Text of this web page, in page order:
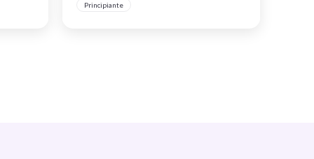
mercados financieros
Principiante